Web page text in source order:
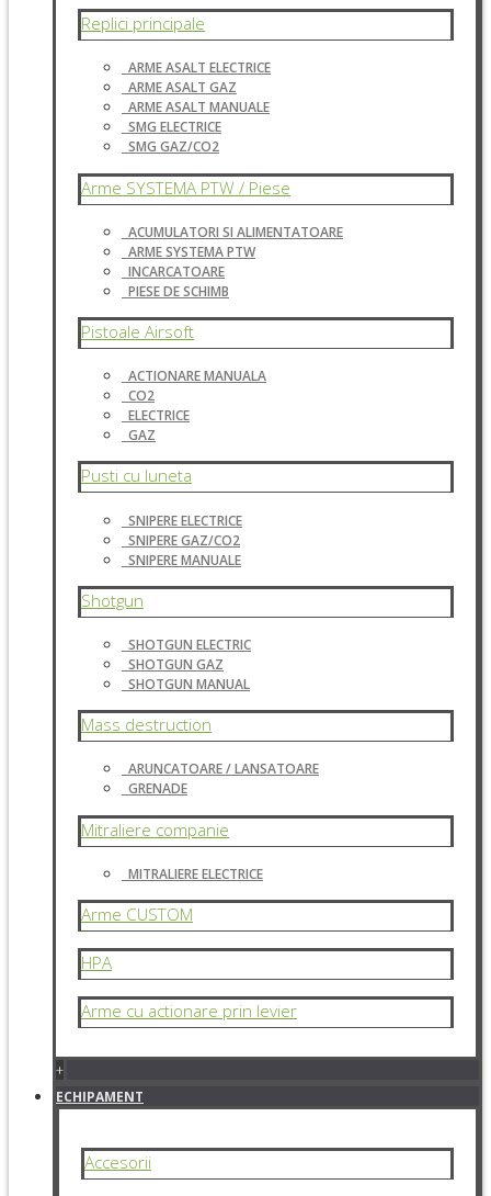
Replici principale
ARME ASALT ELECTRICE
ARME ASALT GAZ
ARME ASALT MANUALE
SMG ELECTRICE
SMG GAZ/CO2
Arme SYSTEMA PTW / Piese
ACUMULATORI SI ALIMENTATOARE
ARME SYSTEMA PTW
INCARCATOARE
PIESE DE SCHIMB
Pistoale Airsoft
ACTIONARE MANUALA
CO2
ELECTRICE
GAZ
Pusti cu luneta
SNIPERE ELECTRICE
SNIPERE GAZ/CO2
SNIPERE MANUALE
Shotgun
SHOTGUN ELECTRIC
SHOTGUN GAZ
SHOTGUN MANUAL
Mass destruction
ARUNCATOARE / LANSATOARE
GRENADE
Mitraliere companie
MITRALIERE ELECTRICE
Arme CUSTOM
HPA
Arme cu actionare prin levier
+
ECHIPAMENT
Accesorii